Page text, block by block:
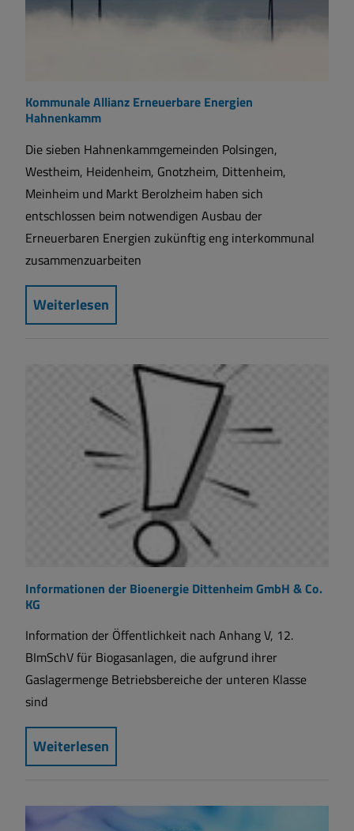
Kommunale Allianz Erneuerbare Energien
Hahnenkamm
Die sieben Hahnenkammgemeinden Polsingen,
Westheim, Heidenheim, Gnotzheim, Dittenheim,
Meinheim und Markt Berolzheim haben sich
entschlossen beim notwendigen Ausbau der
Erneuerbaren Energien zukünftig eng interkommunal
zusammenzuarbeiten
Weiterlesen
Informationen der Bioenergie Dittenheim GmbH & Co.
KG
Information der Öffentlichkeit nach Anhang V, 12.
BImSchV für Biogasanlagen, die aufgrund ihrer
Gaslagermenge Betriebsbereiche der unteren Klasse
sind
Weiterlesen